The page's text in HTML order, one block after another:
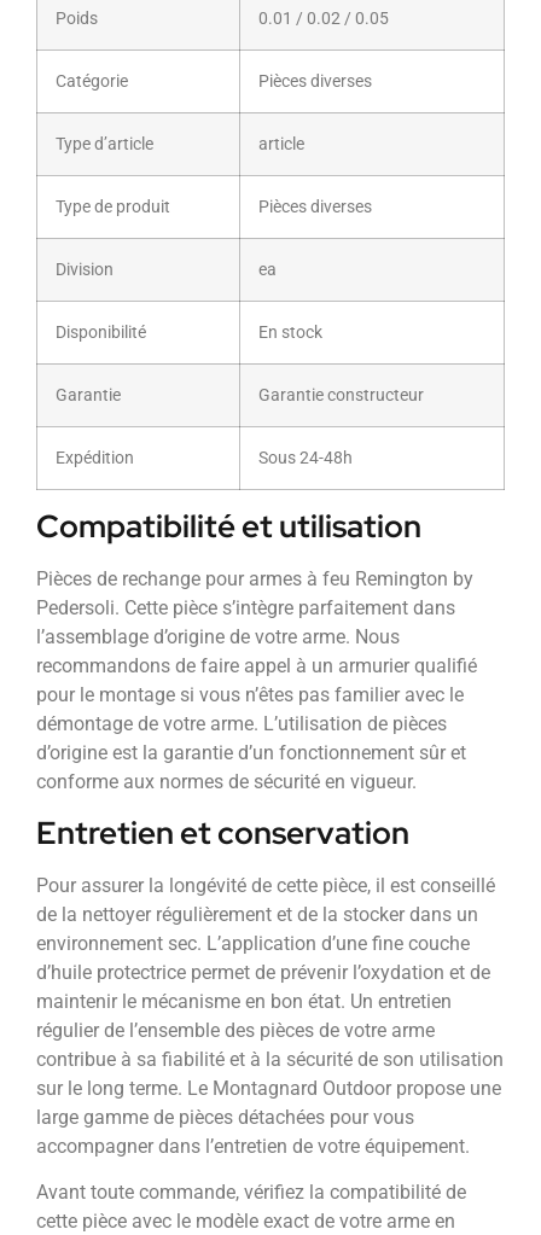
Poids 0.01 / 0.02 / 0.05
Catégorie Pièces diverses
Type d’article article
Type de produit Pièces diverses
Division ea
Disponibilité En stock
Garantie Garantie constructeur
Expédition Sous 24-48h
Compatibilité et utilisation
Pièces de rechange pour armes à feu Remington by
Pedersoli. Cette pièce s’intègre parfaitement dans
l’assemblage d’origine de votre arme. Nous
recommandons de faire appel à un armurier qualifié
pour le montage si vous n’êtes pas familier avec le
démontage de votre arme. L’utilisation de pièces
d’origine est la garantie d’un fonctionnement sûr et
conforme aux normes de sécurité en vigueur.
Entretien et conservation
Pour assurer la longévité de cette pièce, il est conseillé
de la nettoyer régulièrement et de la stocker dans un
environnement sec. L’application d’une fine couche
d’huile protectrice permet de prévenir l’oxydation et de
maintenir le mécanisme en bon état. Un entretien
régulier de l’ensemble des pièces de votre arme
contribue à sa fiabilité et à la sécurité de son utilisation
sur le long terme. Le Montagnard Outdoor propose une
large gamme de pièces détachées pour vous
accompagner dans l’entretien de votre équipement.
Avant toute commande, vérifiez la compatibilité de
cette pièce avec le modèle exact de votre arme en